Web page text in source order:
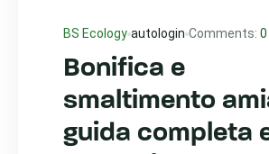
BS Ecology autologin Comments: 0
Bonifica e
smaltimento
guida completa